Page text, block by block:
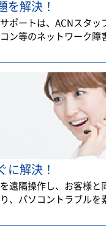
を解決！
ポートは、ACNスタッ
ン等のネットワーク障
に解決！
遠隔操作し、お客様と
、パソコントラブルを